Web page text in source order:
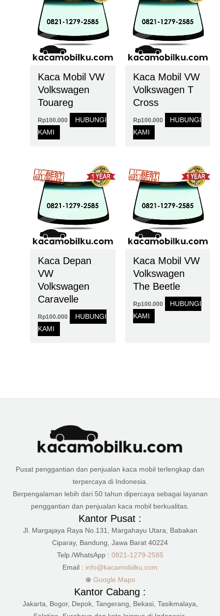
Kaca Mobil VW
Volkswagen
Touareg
Rp100.000
HUBUNGI
KAMI
Kaca Mobil VW
Volkswagen T
Cross
Rp100.000
HUBUNGI
KAMI
Kaca Depan
VW
Volkswagen
Caravelle
Rp100.000
HUBUNGI
KAMI
Kaca Mobil VW
Volkswagen
The Beetle
Rp100.000
HUBUNGI
KAMI
Pusat penggantian dan penjualan kaca mobil terlengkap dan
terpercaya di Indonesia.
Berpengalaman lebih dari 50 tahun dipercaya sebagai layanan
penggantian dan penjualan kaca mobil berkualitas.
Kantor Pusat :
Jl. Margajaya Raya No.131, Margahayu Utara, Babakan
Ciparay, Bandung, Jawa Barat 40224
Telp./WhatsApp : 0821-1279-2585
Email : info@kacamobilku.com
⊕ Google Maps
Kantor Cabang :
Jakarta, Bogor, Depok, Tangerang, Bekasi, Tasikmalaya,